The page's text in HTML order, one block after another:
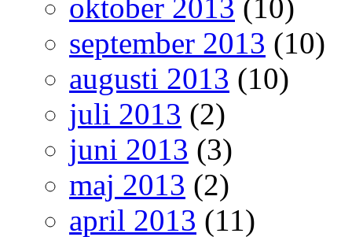
oktober 2013 (10)
september 2013 (10)
augusti 2013 (10)
juli 2013 (2)
juni 2013 (3)
maj 2013 (2)
april 2013 (11)